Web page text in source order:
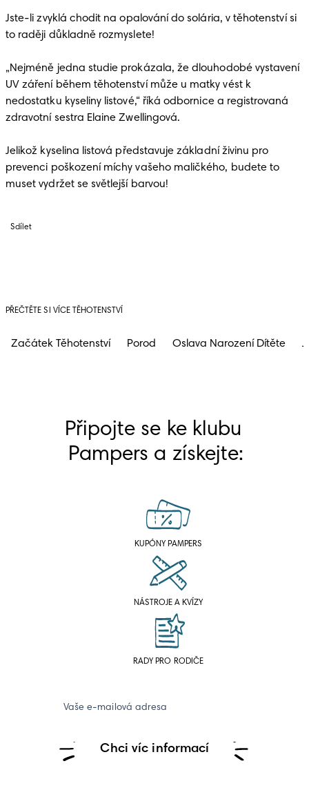
Jste-li zvyklá chodit na opalování do solária, v těhotenství si
to raději důkladně rozmyslete!
„Nejméně jedna studie prokázala, že dlouhodobé vystavení
UV záření během těhotenství může u matky vést k
nedostatku kyseliny listové,“ říká odbornice a registrovaná
zdravotní sestra Elaine Zwellingová.
Jelikož kyselina listová představuje základní živinu pro
prevenci poškození míchy vašeho maličkého, budete to
muset vydržet se světlejší barvou!
Sdílet
PŘEČTĚTE SI VÍCE TĚHOTENSTVÍ
Začátek Těhotenství Porod Oslava Narození Dítěte
Připojte se ke klubu
Pampers a získejte:
KUPÓNY PAMPERS
NÁSTROJE A KVÍZY
RADY PRO RODIČE
Vaše e-mailová adresa
Chci víc informací